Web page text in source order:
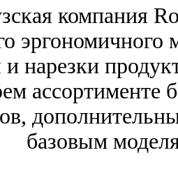
компания
эргономичного
и нарезки
ассортименте
базовым